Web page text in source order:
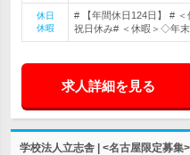
休日
休暇
# 【年間休日124日】 #
祝日休み# ＜休暇＞◇年
求人詳細を見る
学校法人立志舎 | <名古屋限定募